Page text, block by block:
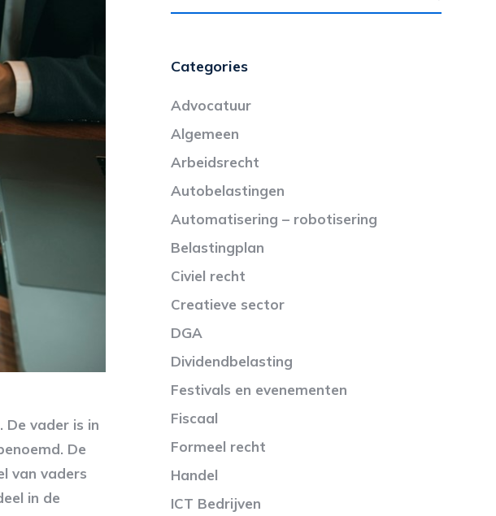
vader is in
De
van vaders
in de
Categories
Advocatuur
Algemeen
Arbeidsrecht
Autobelastingen
Automatisering – robotisering
Belastingplan
Civiel recht
Creatieve sector
DGA
Dividendbelasting
Festivals en evenementen
Fiscaal
Formeel recht
Handel
ICT Bedrijven